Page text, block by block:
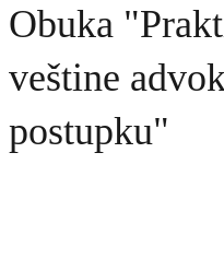
Obuka
veštine
postupku"